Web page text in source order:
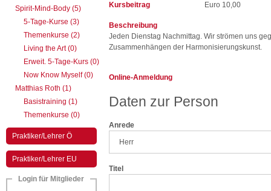
Spirit-Mind-Body (5)
5-Tage-Kurse (3)
Themenkurse (2)
Living the Art (0)
Erweit. 5-Tage-Kurs (0)
Now Know Myself (0)
Matthias Roth (1)
Basistraining (1)
Themenkurse (0)
Praktiker/Lehrer Ö
Praktiker/Lehrer EU
Login für Mitglieder
Kursbeitrag Euro 10,00
Beschreibung
Jeden Dienstag Nachmittag. Wir strömen uns
Zusammenhängen der Harmonisierungskunst.
Online-Anmeldung
Daten zur Person
Anrede
Titel